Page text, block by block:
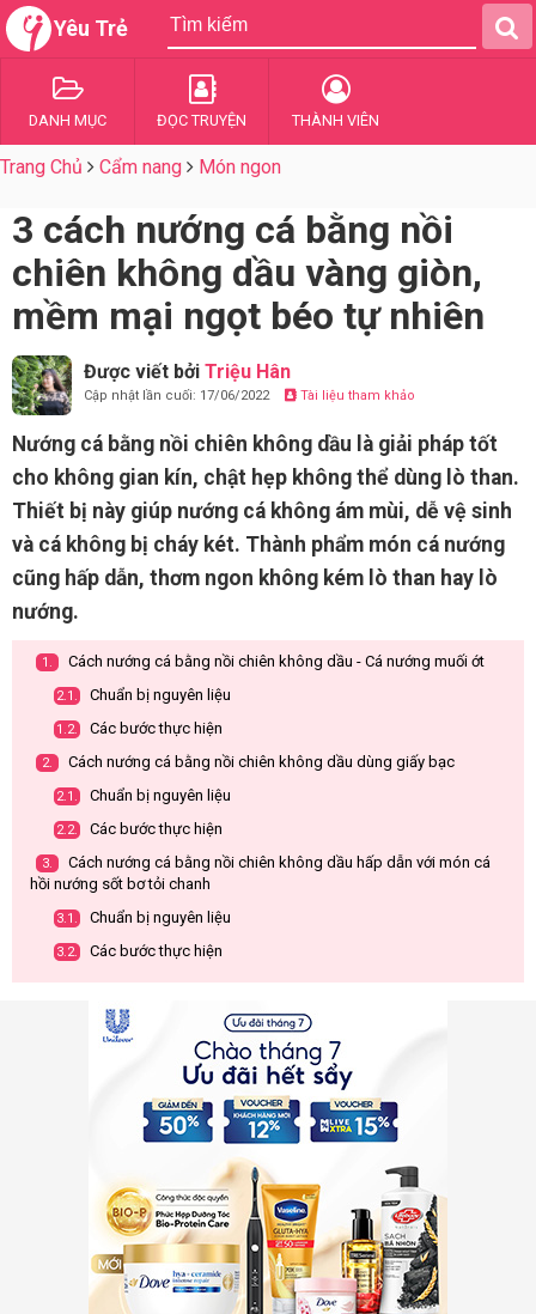
Yêu Trẻ
DANH MỤC ĐỌC TRUYỆN THÀNH VIÊN
Trang Chủ Cẩm nang Món ngon
3 cách nướng cá bằng nồi
chiên không dầu vàng giòn,
mềm mại ngọt béo tự nhiên
Được viết bởi Triệu Hân
Cập nhật lần cuối: 17/06/2022 Tài liệu tham khảo
Nướng cá bằng nồi chiên không dầu là giải pháp tốt
cho không gian kín, chật hẹp không thể dùng lò than.
Thiết bị này giúp nướng cá không ám mùi, dễ vệ sinh
và cá không bị cháy két. Thành phẩm món cá nướng
cũng hấp dẫn, thơm ngon không kém lò than hay lò
nướng.
1. Cách nướng cá bằng nồi chiên không dầu - Cá nướng muối ớt
2.1. Chuẩn bị nguyên liệu
1.2. Các bước thực hiện
2. Cách nướng cá bằng nồi chiên không dầu dùng giấy bạc
2.1. Chuẩn bị nguyên liệu
2.2. Các bước thực hiện
3.
Cách nướng cá bằng nồi chiên không dầu hấp dẫn với món cá
hồi nướng sốt bơ tỏi chanh
3.1. Chuẩn bị nguyên liệu
3.2. Các bước thực hiện